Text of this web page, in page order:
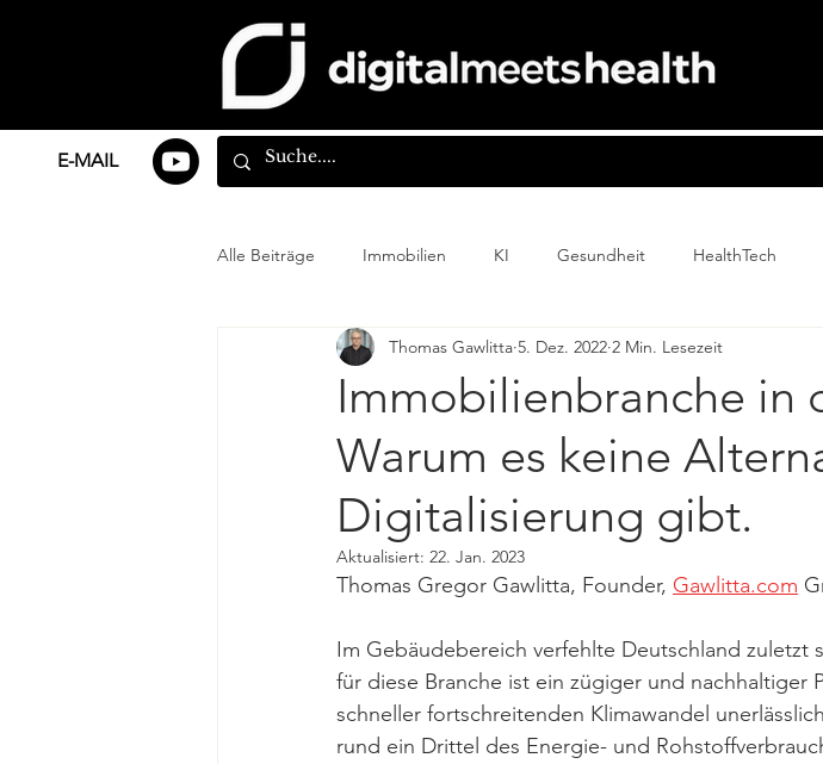
E-MAIL
Alle Beiträge Immobilien KI Gesundheit HealthTech
Immobilienbranche in
Warum es keine
Digitalisierung gibt.
Thomas Gawlitta 5. Dez. 2022 2 Min. Lesezeit
Aktualisiert: 22. Jan. 2023
Thomas Gregor Gawlitta, Founder, Gawlitta.com
Im Gebäudebereich verfehlte Deutschland zuletzt
für diese Branche ist ein zügiger und nachhaltiger
schneller fortschreitenden Klimawandel
rund ein Drittel des Energie- und